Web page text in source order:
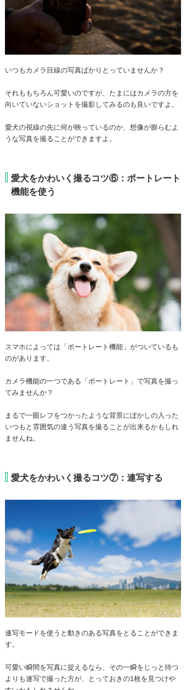
いつもカメラ目線の写真ばかりとっていませんか？
それももちろん可愛いのですが、たまにはカメラの方を
向いていないショットを撮影してみるのも良いですよ。
愛犬の視線の先に何が映っているのか、想像が膨らむよ
うな写真を撮ることができますよ。
愛犬をかわいく撮るコツ⑥：ポートレート
機能を使う
スマホによっては「ポートレート機能」がついているも
のがあります。
カメラ機能の一つである「ポートレート」で写真を撮っ
てみませんか？
まるで一眼レフをつかったような背景にぼかしの入った
いつもと雰囲気の違う写真を撮ることが出来るかもしれ
ませんね。
愛犬をかわいく撮るコツ⑦：連写する
連写モードを使うと動きのある写真をとることができま
す。
可愛い瞬間を写真に捉えるなら、その一瞬をじっと待つ
よりも連写で撮った方が、とっておきの1枚を見つけや